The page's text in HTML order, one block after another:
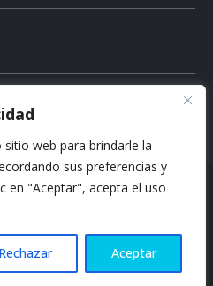
web para brindarle la
sus preferencias y
en "Aceptar", acepta el uso
Rechazar Aceptar
All Rights Reserved.